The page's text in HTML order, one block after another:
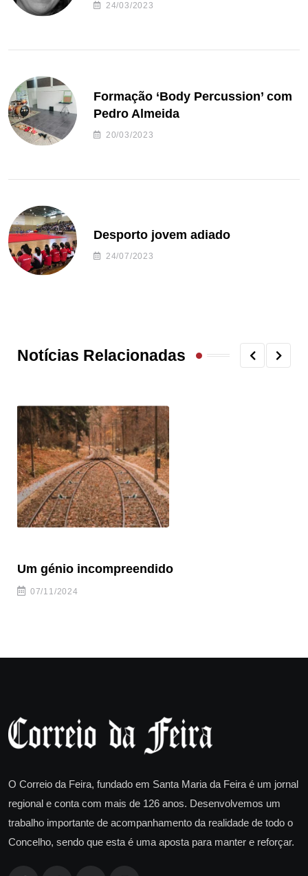
24/03/2023
Formação ‘Body Percussion’ com
Pedro Almeida
20/03/2023
Desporto jovem adiado
24/07/2023
Notícias Relacionadas
Um génio incompreendido
07/11/2024
O Correio da Feira, fundado em Santa Maria da Feira é um jornal
regional e conta com mais de 126 anos. Desenvolvemos um
trabalho importante de acompanhamento da realidade de todo o
Concelho, sendo que esta é uma aposta para manter e reforçar.